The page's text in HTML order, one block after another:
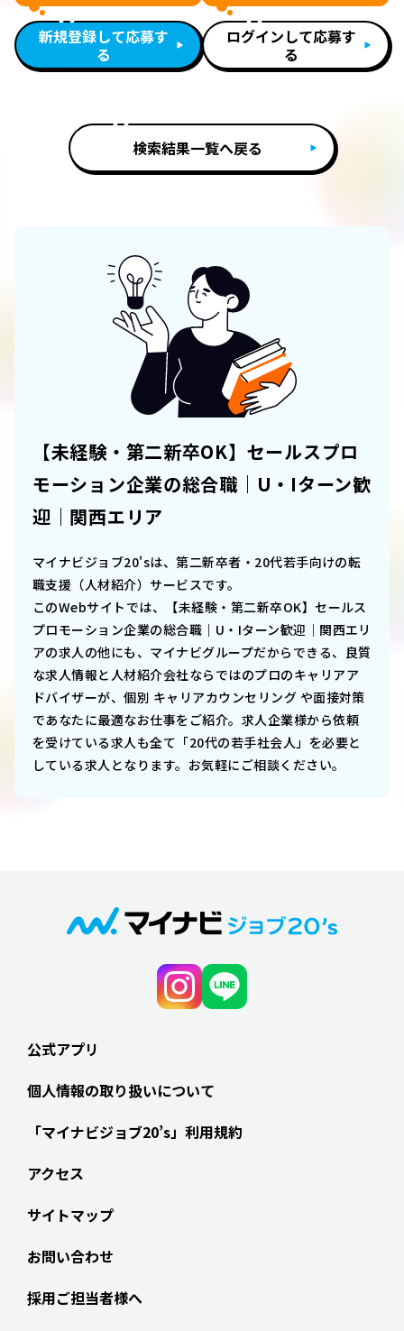
新規登録して応募す
る
ログインして応募す
る
検索結果一覧へ戻る
【未経験・第二新卒OK】セールスプロ
モーション企業の総合職｜U・Iターン歓
迎｜関西エリア
マイナビジョブ20'sは、第二新卒者・20代若手向けの転
職支援（人材紹介）サービスです。
このWebサイトでは、
【未経験・第二新卒OK】セールス
プロモーション企業の総合職｜U・Iターン歓迎｜関西エリ
アの求人の他にも、マイナビグループだからできる、良質
な求人情報と人材紹介会社ならではのプロのキャリアア
ドバイザーが、個別 キャリアカウンセリング や面接対策
であなたに最適なお仕事をご紹介。求人企業様から依頼
を受けている求人も全て「20代の若手社会人」を必要と
している求人となります。お気軽にご相談ください。
公式アプリ
個人情報の取り扱いについて
「マイナビジョブ20’s」利用規約
アクセス
サイトマップ
お問い合わせ
採用ご担当者様へ